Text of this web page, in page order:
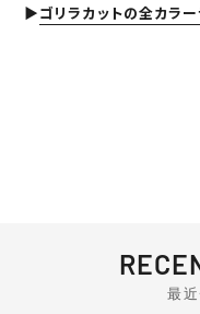
▶ゴリラカットの全カラ
最